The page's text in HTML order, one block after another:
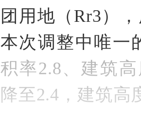
团用地（Rr3）
本次调整中唯一
积率2.8、建筑
降至2.4，建筑高